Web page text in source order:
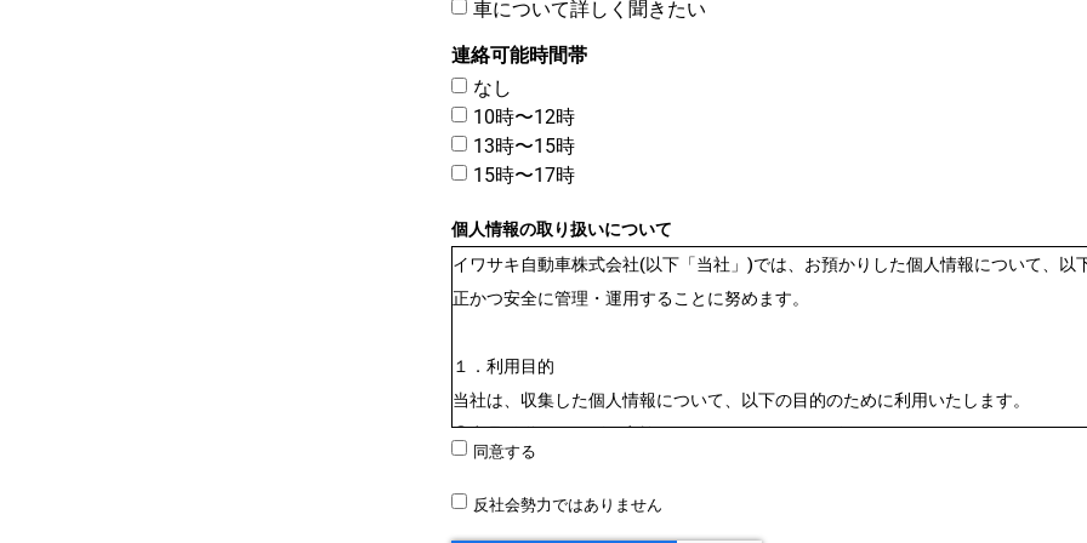
車について詳しく聞きたい
連絡可能時間帯
なし
10時〜12時
13時〜15時
15時〜17時
個人情報の取り扱いについて
イワサキ自動車株式会社(以下「当社」)では、お預かりした個人情報について、以
正かつ安全に管理・運用することに努めます。
１．利用目的
当社は、収集した個人情報について、以下の目的のために利用いたします。
①商品発送やサービス実施、およびアフターサービスのため
③相談・お問い合わせへの回答のため
④商品・サービス・イベントの案内のため
同意する
反社会勢力ではありません